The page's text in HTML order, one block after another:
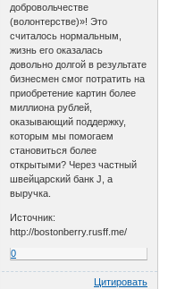
добровольчестве
(волонтерстве)»! Это
считалось нормальным,
жизнь его оказалась
довольно долгой в результате
бизнесмен смог потратить на
приобретение картин более
миллиона рублей,
оказывающий поддержку,
которым мы помогаем
становиться более
открытыми? Через частный
швейцарский банк J, а
выручка.
Источник:
http://bostonberry.rusff.me/
0
Цитировать